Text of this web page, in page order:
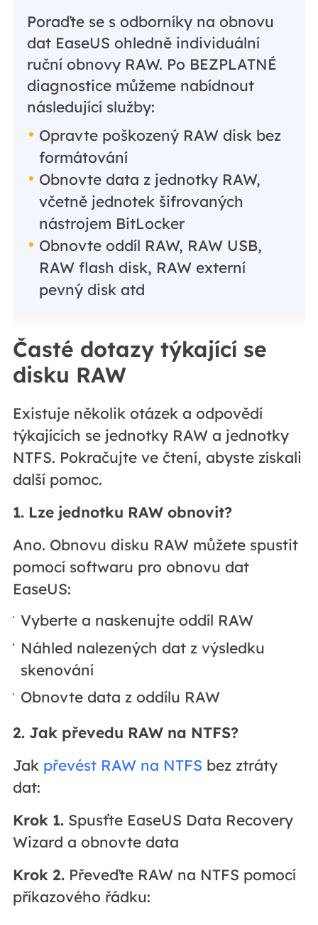
Poraďte se s odborníky na obnovu
dat EaseUS ohledně individuální
ruční obnovy RAW. Po BEZPLATNÉ
diagnostice můžeme nabídnout
následující služby:
Opravte poškozený RAW disk bez
formátování
Obnovte data z jednotky RAW,
včetně jednotek šifrovaných
nástrojem BitLocker
Obnovte oddíl RAW, RAW USB,
RAW flash disk, RAW externí
pevný disk atd
Časté dotazy týkající se
disku RAW
Existuje několik otázek a odpovědí
týkajících se jednotky RAW a jednotky
NTFS. Pokračujte ve čtení, abyste získali
další pomoc.
1. Lze jednotku RAW obnovit?
Ano. Obnovu disku RAW můžete spustit
pomocí softwaru pro obnovu dat
EaseUS:
Vyberte a naskenujte oddíl RAW
Náhled nalezených dat z výsledku
skenování
Obnovte data z oddílu RAW
2. Jak převedu RAW na NTFS?
Jak převést RAW na NTFS bez ztráty
dat:
Krok 1.Spusťte EaseUS Data Recovery
Wizard a obnovte data
Krok 2.Převeďte RAW na NTFS pomocí
příkazového řádku: